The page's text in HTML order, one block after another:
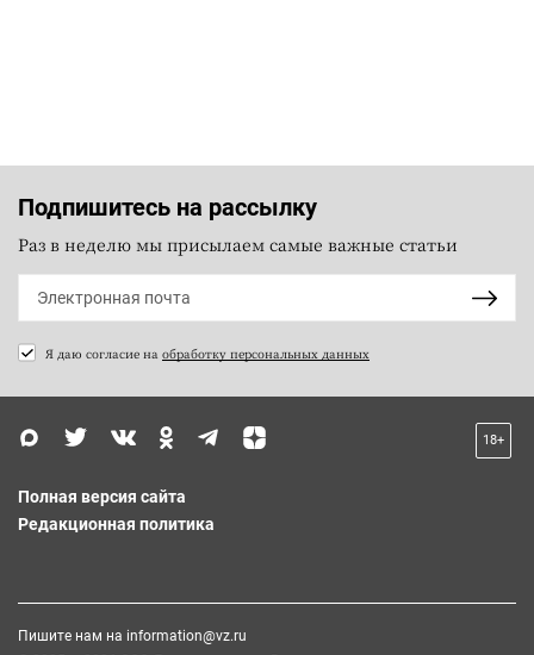
Подпишитесь на рассылку
Раз в неделю мы присылаем самые важные статьи
Я даю согласие на обработку персональных данных
18+
Полная версия сайта
Редакционная политика
Пишите нам на information@vz.ru